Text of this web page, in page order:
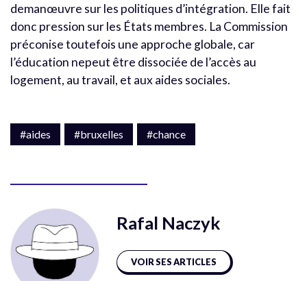
demanœuvre sur les politiques d’intégration. Elle fait
donc pression sur les États membres. La Commission
préconise toutefois une approche globale, car
l’éducation nepeut être dissociée de l’accès au
logement, au travail, et aux aides sociales.
#aides #bruxelles #chance
Rafal Naczyk
VOIR SES ARTICLES